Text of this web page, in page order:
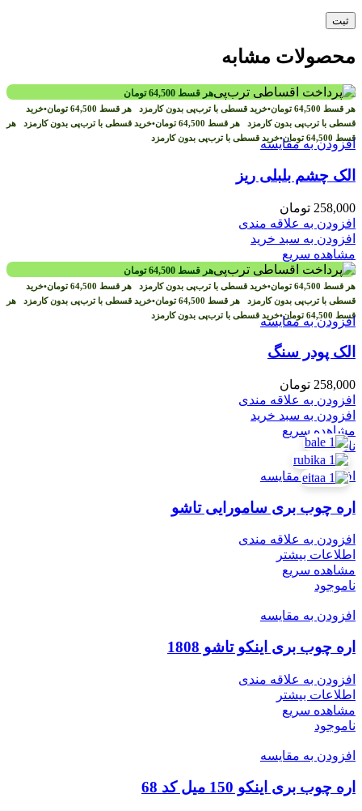
محصولات مشابه
هر قسط 64,500 تومان
هر قسط 64,500 تومان•خرید قسطی با ترب‌پی بدون کارمزد هر قسط 64,500 تومان•خرید
قسطی با ترب‌پی بدون کارمزد هر قسط 64,500 تومان•خرید قسطی با ترب‌پی بدون کارمزد هر
قسط 64,500 تومان•خرید قسطی با ترب‌پی بدون کارمزدافزودن به مقایسه
الک چشم بلبلی ریز
258,000 تومان
افزودن به علاقه مندی
افزودن به سبد خرید
مشاهده سریع
هر قسط 64,500 تومان
هر قسط 64,500 تومان•خرید قسطی با ترب‌پی بدون کارمزد هر قسط 64,500 تومان•خرید
قسطی با ترب‌پی بدون کارمزد هر قسط 64,500 تومان•خرید قسطی با ترب‌پی بدون کارمزد هر
قسط 64,500 تومان•خرید قسطی با ترب‌پی بدون کارمزدافزودن به مقایسه
الک پودر سنگ
258,000 تومان
افزودن به علاقه مندی
افزودن به سبد خرید
مشاهده سریع
ناموجود
افزودن به مقایسه
اره چوب بری سامورایی تاشو
افزودن به علاقه مندی
اطلاعات بیشتر
مشاهده سریع
ناموجود
افزودن به مقایسه
اره چوب بری اینکو تاشو 1808
افزودن به علاقه مندی
اطلاعات بیشتر
مشاهده سریع
ناموجود
افزودن به مقایسه
اره چوب بری اینکو 150 میل کد 68